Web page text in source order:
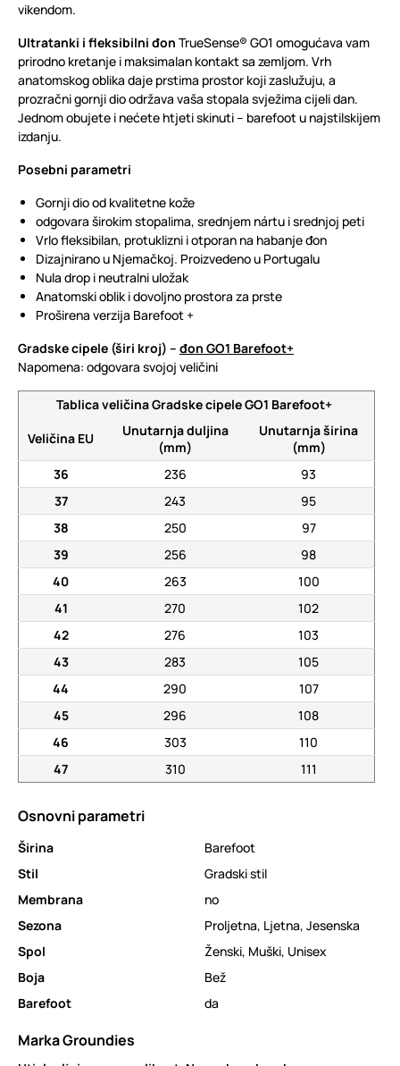
vikendom.
Ultratanki i fleksibilni đon TrueSense® GO1 omogućava vam
prirodno kretanje i maksimalan kontakt sa zemljom. Vrh
anatomskog oblika daje prstima prostor koji zaslužuju, a
prozračni gornji dio održava vaša stopala svježima cijeli dan.
Jednom obujete i nećete htjeti skinuti – barefoot u najstilskijem
izdanju.
Posebni parametri
Gornji dio od kvalitetne kože
odgovara širokim stopalima, srednjem nártu i srednjoj peti
Vrlo fleksibilan, protuklizni i otporan na habanje đon
Dizajnirano u Njemačkoj. Proizvedeno u Portugalu
Nula drop i neutralni uložak
Anatomski oblik i dovoljno prostora za prste
Proširena verzija Barefoot +
Gradske cipele (širi kroj) – đon GO1 Barefoot+
Napomena: odgovara svojoj veličini
Tablica veličina Gradske cipele GO1 Barefoot+
Veličina EU
Unutarnja duljina
(mm)
Unutarnja širina
(mm)
36
236
93
37
243
95
38
250
97
39
256
98
40
263
100
41
270
102
42
276
103
43
283
105
44
290
107
45
296
108
46
303
110
47
310 111
Osnovni parametri
Širina
Barefoot
Stil
Gradski stil
Membrana
no
Sezona
Proljetna, Ljetna, Jesenska
Spol
Ženski, Muški, Unisex
Boja
Bež
Barefoot
da
Marka Groundies